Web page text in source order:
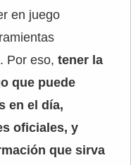
en juego
Por eso, tener la
que puede
en el día,
oficiales, y
que sirva